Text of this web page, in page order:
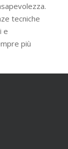
tecniche
e
più